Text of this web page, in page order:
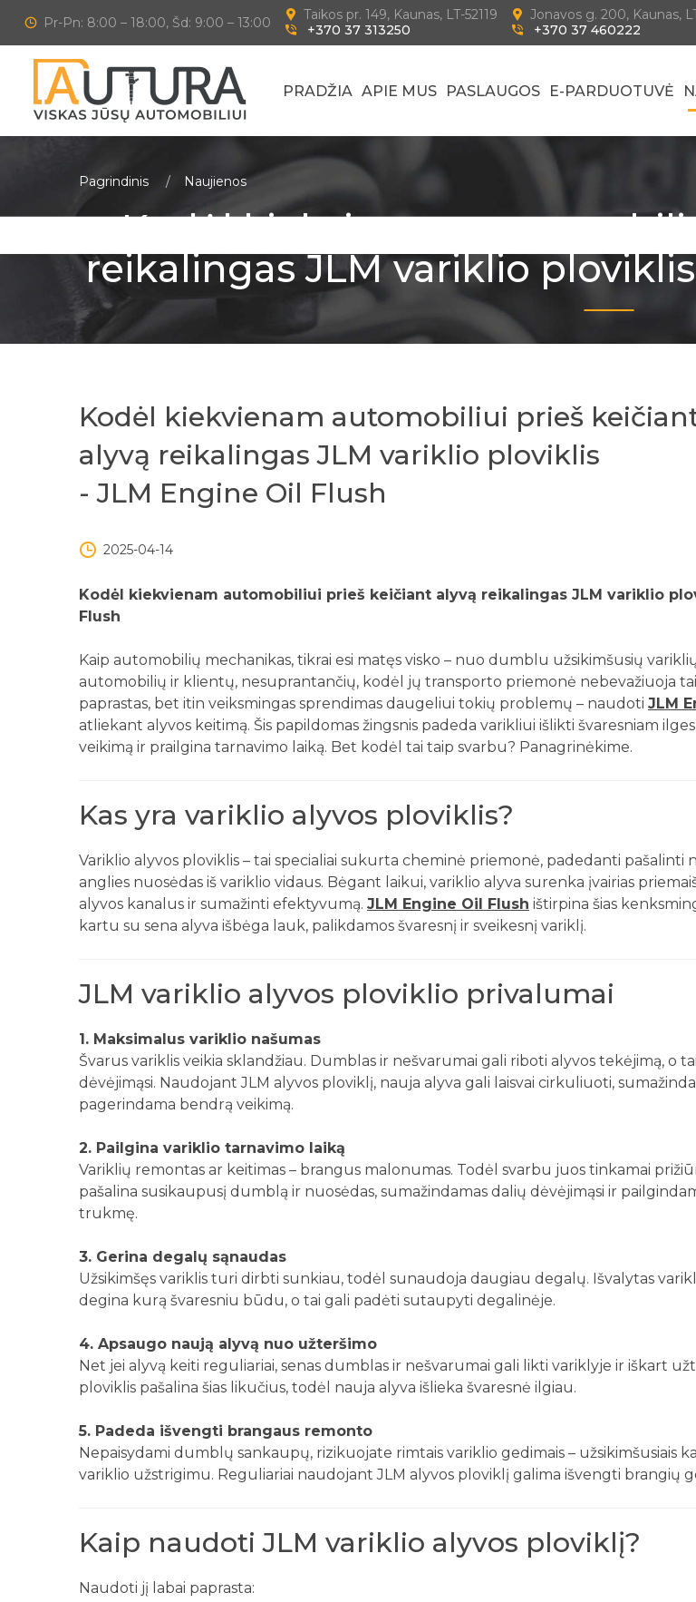
Pr-Pn: 8:00 – 18:00, Šd: 9:00 – 13:00
Taikos pr. 149, Kaunas, LT-52119
+370 37 313250
Jonavos g. 200, Kaunas,
+370 37 460222
PRADŽIA APIE MUS PASLAUGOS E-PARDUOTUVĖ
Pagrindinis Naujienos
Kodėl kiekvienam
reikalingas JLM variklio
Kodėl kiekvienam automobiliui prieš
alyvą reikalingas JLM variklio ploviklis
- JLM Engine Oil Flush
2025-04-14
Kodėl kiekvienam automobiliui prieš keičiant alyvą reikalingas JLM variklio
Flush
Kaip automobilių mechanikas, tikrai esi matęs visko – nuo dumblu užsikimšusių
automobilių ir klientų, nesuprantančių, kodėl jų transporto priemonė nebevažiuoja
paprastas, bet itin veiksmingas sprendimas daugeliui tokių problemų – naudoti JLM
atliekant alyvos keitimą. Šis papildomas žingsnis padeda varikliui išlikti švaresniam
veikimą ir prailgina tarnavimo laiką. Bet kodėl tai taip svarbu? Panagrinėkime.
Kas yra variklio alyvos ploviklis?
Variklio alyvos ploviklis – tai specialiai sukurta cheminė priemonė, padedanti pašalinti
anglies nuosėdas iš variklio vidaus. Bėgant laikui, variklio alyva surenka įvairias
alyvos kanalus ir sumažinti efektyvumą. JLM Engine Oil Flush ištirpina šias
kartu su sena alyva išbėga lauk, palikdamos švaresnį ir sveikesnį variklį.
JLM variklio alyvos ploviklio privalumai
1. Maksimalus variklio našumas
Švarus variklis veikia sklandžiau. Dumblas ir nešvarumai gali riboti alyvos tekėjimą, o
dėvėjimąsi. Naudojant JLM alyvos ploviklį, nauja alyva gali laisvai cirkuliuoti,
pagerindama bendrą veikimą.
2. Pailgina variklio tarnavimo laiką
Variklių remontas ar keitimas – brangus malonumas. Todėl svarbu juos tinkamai
pašalina susikaupusį dumblą ir nuosėdas, sumažindamas dalių dėvėjimąsi ir
trukmę.
3. Gerina degalų sąnaudas
Užsikimšęs variklis turi dirbti sunkiau, todėl sunaudoja daugiau degalų. Išvalytas
degina kurą švaresniu būdu, o tai gali padėti sutaupyti degalinėje.
4. Apsaugo naują alyvą nuo užteršimo
Net jei alyvą keiti reguliariai, senas dumblas ir nešvarumai gali likti variklyje ir iškart
ploviklis pašalina šias likučius, todėl nauja alyva išlieka švaresnė ilgiau.
5. Padeda išvengti brangaus remonto
Nepaisydami dumblų sankaupų, rizikuojate rimtais variklio gedimais – užsikimšusiais
variklio užstrigimu. Reguliariai naudojant JLM alyvos ploviklį galima išvengti brangių
Kaip naudoti JLM variklio alyvos ploviklį?
Naudoti jį labai paprasta:
Prenumeruokite